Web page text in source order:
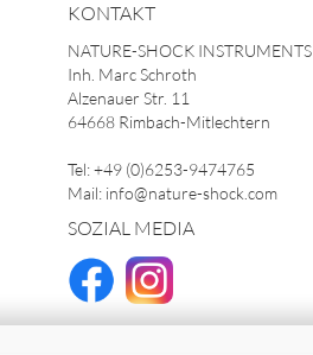
KONTAKT
NATURE-SHOCK INSTRUMENTS
Inh. Marc Schroth
Alzenauer Str. 11
64668 Rimbach-Mitlechtern
Tel: +49 (0)6253-9474765
Mail: info@nature-shock.com
SOZIAL MEDIA